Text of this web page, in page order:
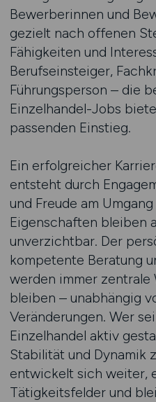
Bewerberinnen und
gezielt nach offenen
Fähigkeiten und
Berufseinsteiger,
Führungsperson – die
Einzelhandel-Jobs
passenden Einstieg.
Ein erfolgreicher
entsteht durch
und Freude am
Eigenschaften bleiben
unverzichtbar. Der
kompetente Beratung
werden immer zentrale
bleiben – unabhängig
Veränderungen. Wer
Einzelhandel aktiv
Stabilität und Dynamik
entwickelt sich weiter,
Tätigkeitsfelder und